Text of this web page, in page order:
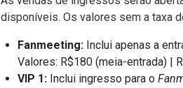
disponíveis. Os valores sem a taxa
Fanmeeting: Inclui apenas a
Valores: R$180 (meia-entrada) |
VIP 1: Inclui ingresso para o